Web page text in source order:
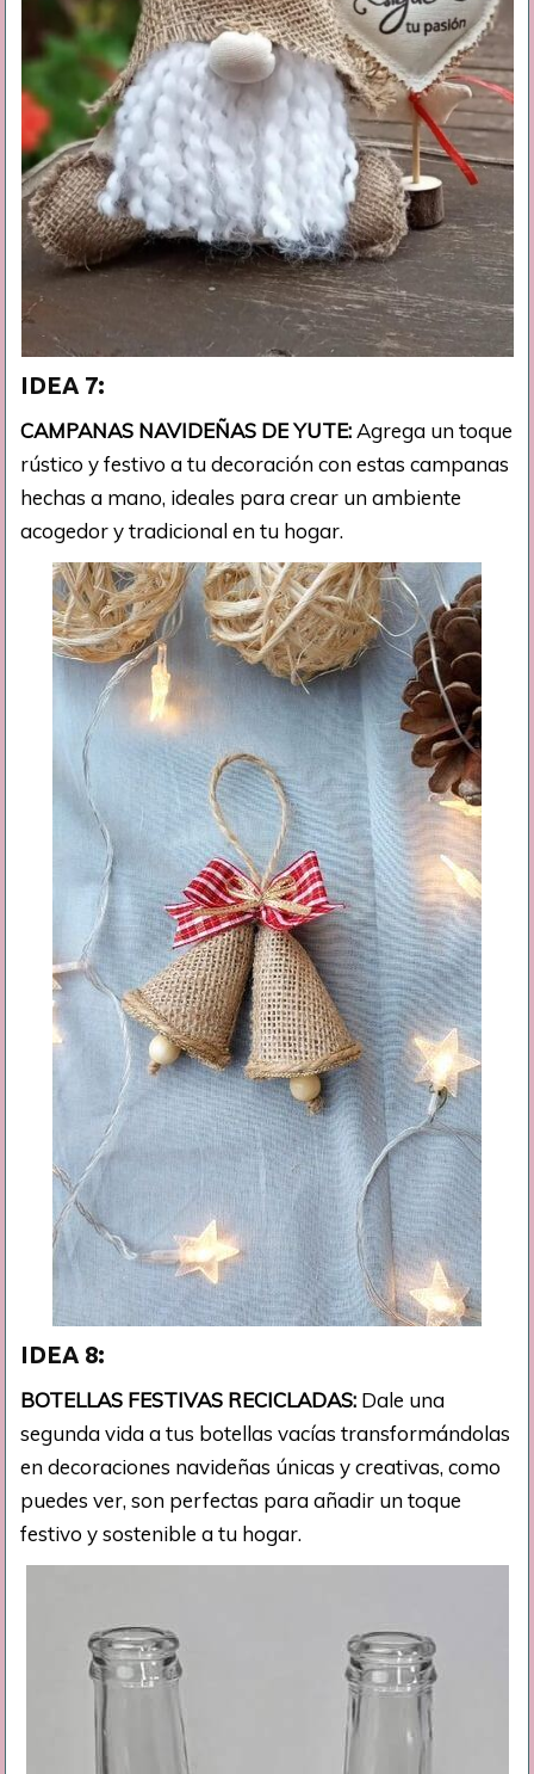
IDEA 7:
CAMPANAS NAVIDEÑAS DE YUTE: Agrega un toque
rústico y festivo a tu decoración con estas campanas
hechas a mano, ideales para crear un ambiente
acogedor y tradicional en tu hogar.
IDEA 8:
BOTELLAS FESTIVAS RECICLADAS: Dale una
segunda vida a tus botellas vacías transformándolas
en decoraciones navideñas únicas y creativas, como
puedes ver, son perfectas para añadir un toque
festivo y sostenible a tu hogar.